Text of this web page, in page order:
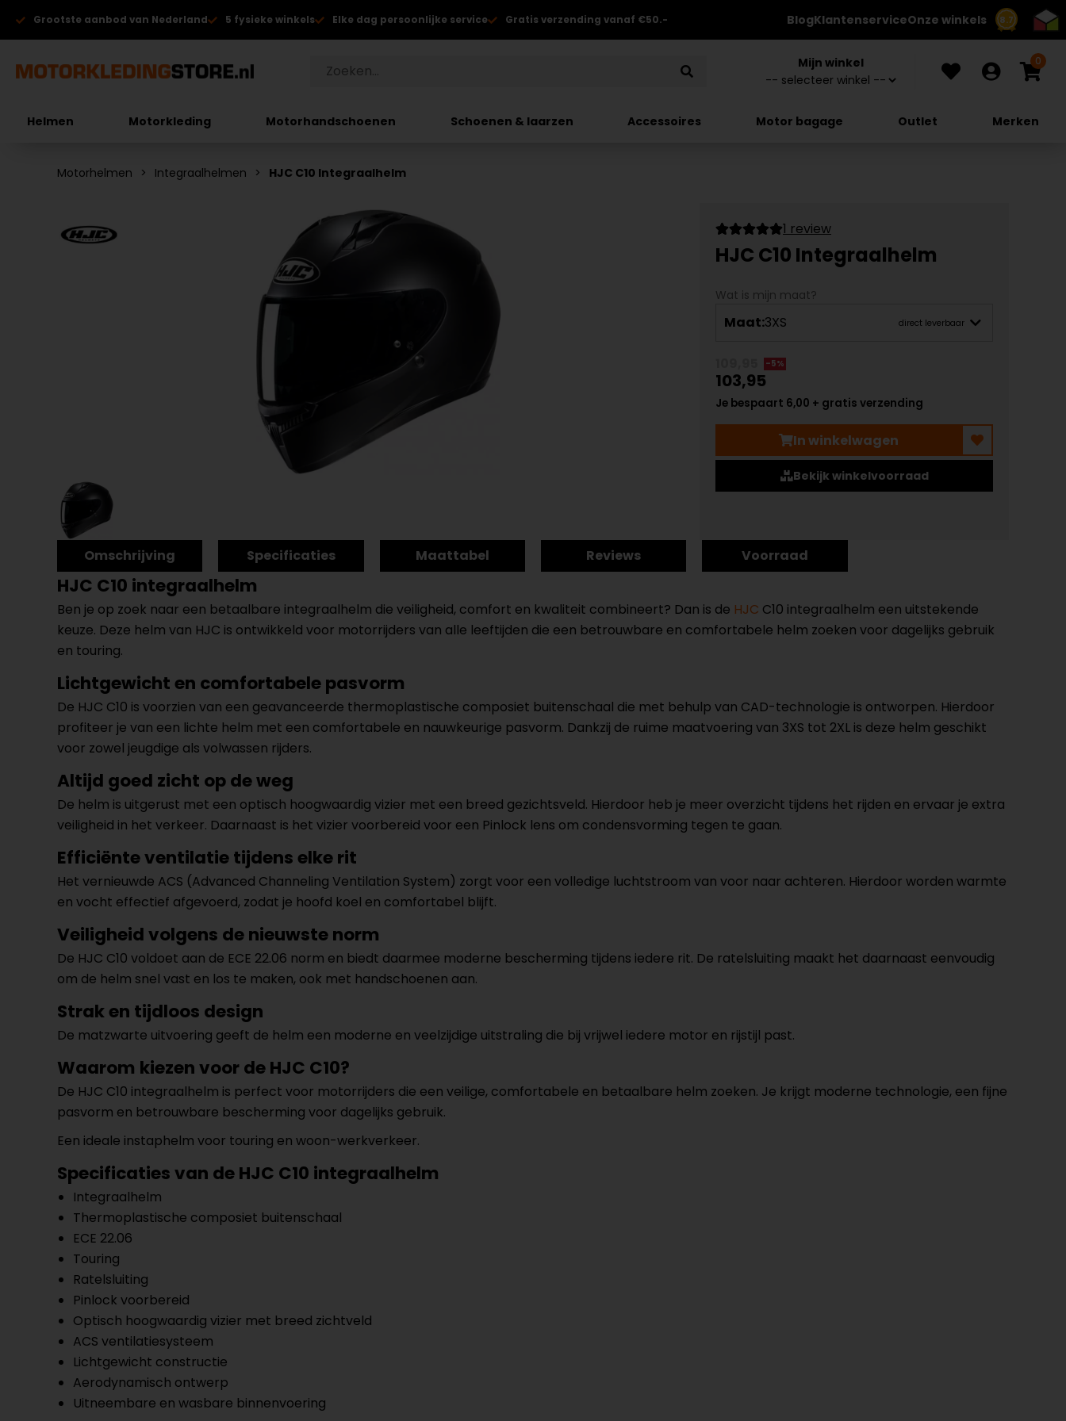
8.7
Grootste aanbod van Nederland 5 fysieke winkels Elke dag persoonlijke service Gratis verzending vanaf €50.- BlogKlantenserviceOnze winkels
Mijn winkel 0
Helmen Motorkleding Motorhandschoenen Schoenen & laarzen Accessoires Motor bagage Outlet Merken
Motorhelmen Integraalhelmen HJC C10 Integraalhelm
1 review
HJC C10 Integraalhelm
Wat is mijn maat?
Maat:3XS direct leverbaar
-5%
103,95
Je bespaart 6,00 + gratis verzending
In winkelwagen
Bekijk winkelvoorraad
Omschrijving Specificaties Maattabel Reviews Voorraad
HJC C10 integraalhelm
Ben je op zoek naar een betaalbare integraalhelm die veiligheid, comfort en kwaliteit combineert? Dan is de HJC C10 integraalhelm een uitstekende
keuze. Deze helm van HJC is ontwikkeld voor motorrijders van alle leeftijden die een betrouwbare en comfortabele helm zoeken voor dagelijks gebruik
en touring.
Lichtgewicht en comfortabele pasvorm
De HJC C10 is voorzien van een geavanceerde thermoplastische composiet buitenschaal die met behulp van CAD-technologie is ontworpen. Hierdoor
profiteer je van een lichte helm met een comfortabele en nauwkeurige pasvorm. Dankzij de ruime maatvoering van 3XS tot 2XL is deze helm geschikt
voor zowel jeugdige als volwassen rijders.
Altijd goed zicht op de weg
De helm is uitgerust met een optisch hoogwaardig vizier met een breed gezichtsveld. Hierdoor heb je meer overzicht tijdens het rijden en ervaar je extra
veiligheid in het verkeer. Daarnaast is het vizier voorbereid voor een Pinlock lens om condensvorming tegen te gaan.
Efficiënte ventilatie tijdens elke rit
Het vernieuwde ACS (Advanced Channeling Ventilation System) zorgt voor een volledige luchtstroom van voor naar achteren. Hierdoor worden warmte
en vocht effectief afgevoerd, zodat je hoofd koel en comfortabel blijft.
Veiligheid volgens de nieuwste norm
De HJC C10 voldoet aan de ECE 22.06 norm en biedt daarmee moderne bescherming tijdens iedere rit. De ratelsluiting maakt het daarnaast eenvoudig
om de helm snel vast en los te maken, ook met handschoenen aan.
Strak en tijdloos design
De matzwarte uitvoering geeft de helm een moderne en veelzijdige uitstraling die bij vrijwel iedere motor en rijstijl past.
Waarom kiezen voor de HJC C10?
De HJC C10 integraalhelm is perfect voor motorrijders die een veilige, comfortabele en betaalbare helm zoeken. Je krijgt moderne technologie, een fijne
pasvorm en betrouwbare bescherming voor dagelijks gebruik.
Een ideale instaphelm voor touring en woon-werkverkeer.
Specificaties van de HJC C10 integraalhelm
Integraalhelm
Thermoplastische composiet buitenschaal
ECE 22.06
Touring
Ratelsluiting
Pinlock voorbereid
Optisch hoogwaardig vizier met breed zichtveld
ACS ventilatiesysteem
Lichtgewicht constructie
Aerodynamisch ontwerp
Uitneembare en wasbare binnenvoering